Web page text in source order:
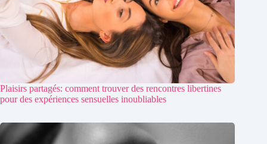
Plaisirs partagés: comment trouver des rencontres libertines
pour des expériences sensuelles inoubliables